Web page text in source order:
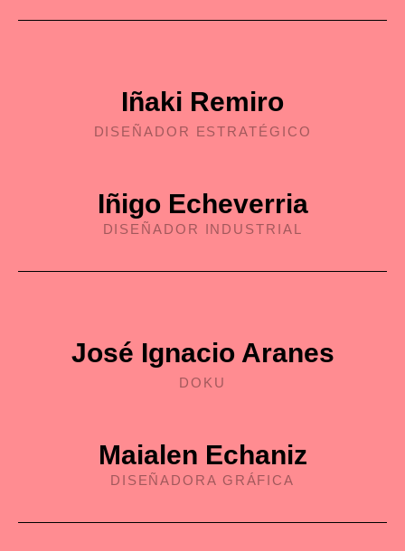
Iñaki Remiro
DISEÑADOR ESTRATÉGICO
Iñigo Echeverria
DISEÑADOR INDUSTRIAL
José Ignacio Aranes
DOKU
Maialen Echaniz
DISEÑADORA GRÁFICA